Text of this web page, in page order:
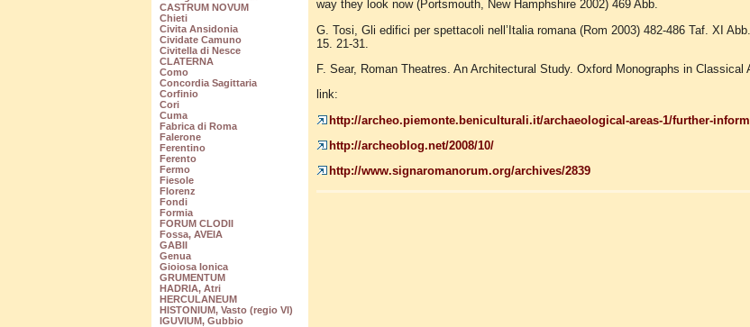
CASTRUM NOVUM
Chieti
Civita Ansidonia
Cividate Camuno
Civitella di Nesce
CLATERNA
Como
Concordia Sagittaria
Corfinio
Cori
Cuma
Fabrica di Roma
Falerone
Ferentino
Ferento
Fermo
Fiesole
Florenz
Fondi
Formia
FORUM CLODII
Fossa, AVEIA
GABII
Genua
Gioiosa Ionica
GRUMENTUM
HADRIA, Atri
HERCULANEUM
HISTONIUM, Vasto (regio VI)
IGUVIUM, Gubbio
way they look now (Portsmouth, New Hamphshire 2002) 469 Abb.
G. Tosi, Gli edifici per spettacoli nell’Italia romana (Rom 2003) 482-486 Taf. XI
15. 21-31.
F. Sear, Roman Theatres. An Architectural Study. Oxford Monographs in Classical
link:
http://archeo.piemonte.beniculturali.it/archaeological-areas-1/further-
http://archeoblog.net/2008/10/
http://www.signaromanorum.org/archives/2839